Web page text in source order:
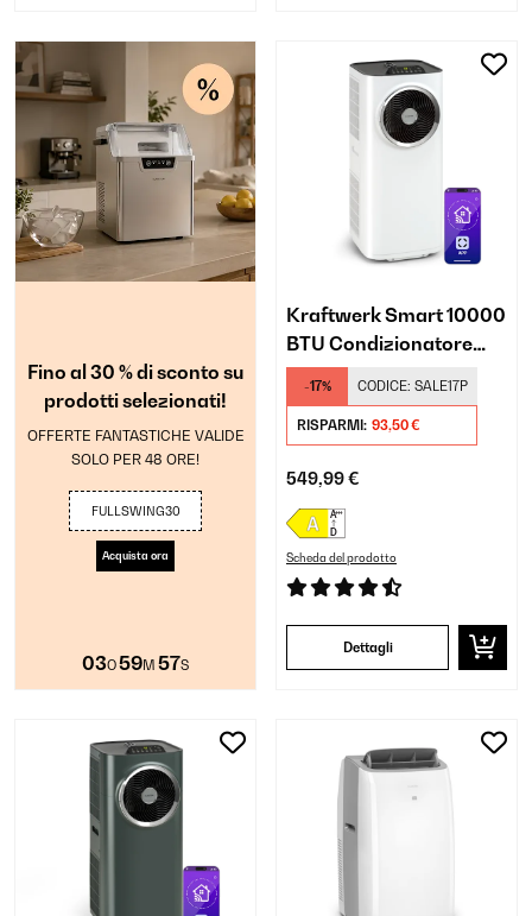
Fino al 30 % di sconto su
prodotti selezionati!
OFFERTE FANTASTICHE VALIDE
SOLO PER 48 ORE!
FULLSWING30
Acquista ora
03O59M 56S
Kraftwerk Smart 10000
BTU Condizionatore
portatile Bianco
-17% CODICE: SALE17P
RISPARMI: 93,50 €
549,99 €
Scheda del prodotto
Dettagli